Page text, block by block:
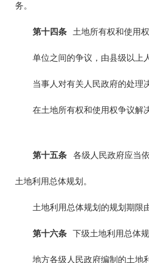
务。
第十四条 土地所有权和使用
单位之间的争议，由县级以上
当事人对有关人民政府的处理
在土地所有权和使用权争议解
第十五条 各级人民政府应当
土地利用总体规划。
土地利用总体规划的规划期限
第十六条 下级土地利用总体
地方各级人民政府编制的土地